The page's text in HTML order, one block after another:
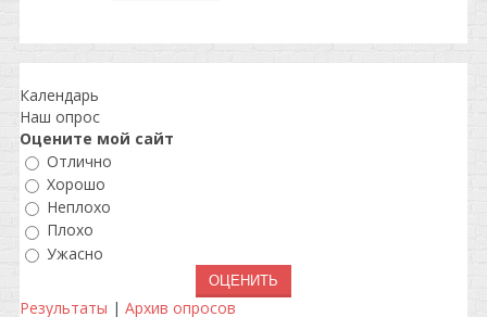
Календарь
Наш опрос
Оцените мой сайт
Отлично
Хорошо
Неплохо
Плохо
Ужасно
Результаты | Архив опросов